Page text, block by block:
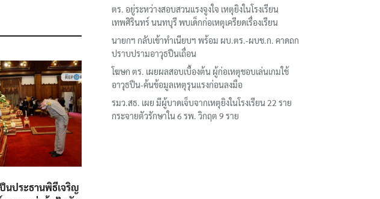
ป็นประธานพิธีเจริญ
ตร. อยู่ระหว่างสอบสวนแรงจูงใจ เหตุยิงในโรงเรียน
เทพศิรินทร์ นนทบุรี พบเด็กก่อเหตุเครียดเรื่องเรียน
นายกฯ กลับเข้าทำเนียบฯ พร้อม ผบ.ตร.-ผบช.ก. คาดถก
ปราบปรามอาวุธปืนเถื่อน
โฆษก ตร. เผยผลสอบเบื้องต้น ผู้ก่อเหตุชอบเล่นเกมใช้
อาวุธปืน-ค้นข้อมูลเหตุรุนแรงก่อนลงมือ
รมว.สธ. เผย มีผู้บาดเจ็บจากเหตุยิงในโรงเรียน 22 ราย
กระจายตัวรักษาใน 6 รพ. วิกฤต 9 ราย